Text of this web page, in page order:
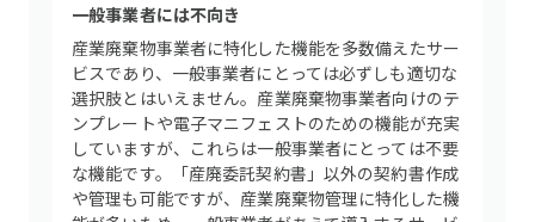
一般事業者には不向き
産業廃棄物事業者に特化した機能を多数備えたサー
ビスであり、一般事業者にとっては必ずしも適切な
選択肢とはいえません。産業廃棄物事業者向けのテ
ンプレートや電子マニフェストのための機能が充実
していますが、これらは一般事業者にとっては不要
な機能です。「産廃委託契約書」以外の契約書作成
や管理も可能ですが、産業廃棄物管理に特化した機